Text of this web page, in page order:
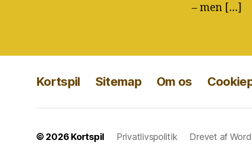
– men […]
Kortspil Sitemap Om os
© 2026 Kortspil Privatlivspolitik Drevet af